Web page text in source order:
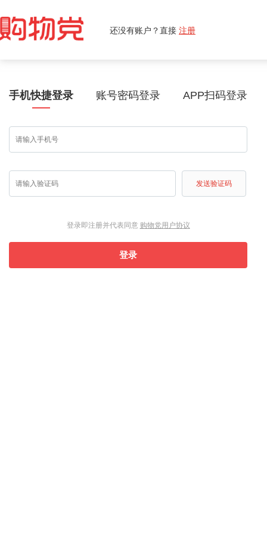
还没有账户？直接 注册
手机快捷登录 账号密码登录 APP扫码登录
发送验证码
登录即注册并代表同意 购物党用户协议
登录